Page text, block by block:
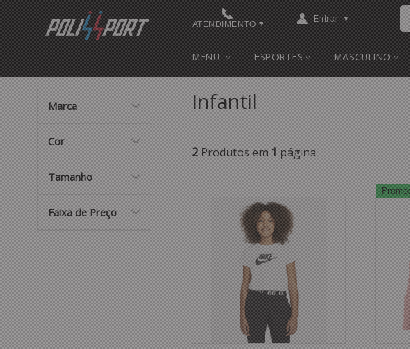
ATENDIMENTO
(48) 3622-0041
(48) 3622-0041
contato@polissport.com.br
Entrar
MENU ESPORTES MASCULINO
Marca
Cor
Tamanho
Faixa de Preço
Infantil
2Produtos em1página